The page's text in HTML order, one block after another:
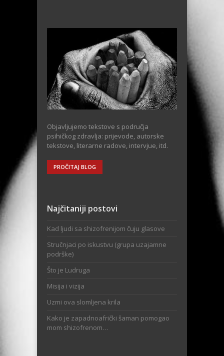
Objavljujemo tekstove s područja
psihičkog zdravlja: prijevode, autorske
tekstove, literarne radove, intervjue, itd.
PROČITAJ BLOG
Najčitaniji postovi
Kad ljudi sa shizofrenijom čuju glasove
Stručnjaci po iskustvu (grupa uzajamne
podrške)
Što je Ludruga
Misija i vizija
Uzmi ova slomljena krila
Kako je zapadnoafrički šaman pomogao
mom shizofrenom…